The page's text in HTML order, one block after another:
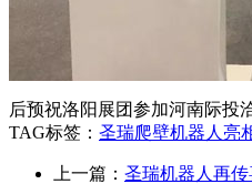
后预祝洛阳展团参加河南际投
TAG标签： 圣瑞爬壁机器人亮
上一篇： 圣瑞机器人再